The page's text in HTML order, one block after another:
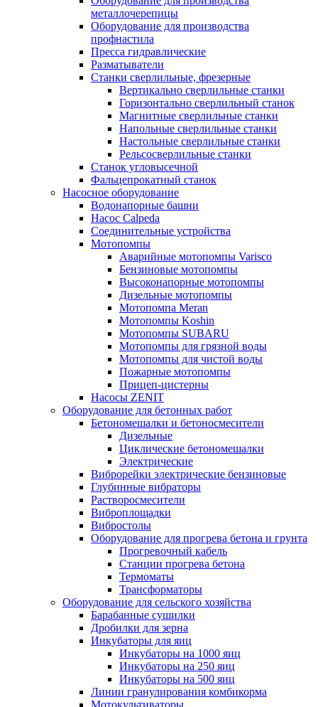
металлочерепицы
Оборудование для производства
профнастила
Пресса гидравлические
Разматыватели
Станки сверлильные, фрезерные
Вертикально сверлильные станки
Горизонтально сверлильный станок
Магнитные сверлильные станки
Напольные сверлильные станки
Настольные сверлильные станки
Рельсосверлильные станки
Станок угловысечной
Фальцепрокатный станок
Насосное оборудование
Водонапорные башни
Насос Calpeda
Соединительные устройства
Мотопомпы
Аварийные мотопомпы Varisco
Бензиновые мотопомпы
Высоконапорные мотопомпы
Дизельные мотопомпы
Мотопомпа Meran
Мотопомпы Koshin
Мотопомпы SUBARU
Мотопомпы для грязной воды
Мотопомпы для чистой воды
Пожарные мотопомпы
Прицеп-цистерны
Насосы ZENIT
Оборудование для бетонных работ
Бетономешалки и бетоносмесители
Дизельные
Циклические бетономешалки
Электрические
Виброрейки электрические бензиновые
Глубинные вибраторы
Растворосмесители
Виброплощадки
Вибростолы
Оборудование для прогрева бетона и грунта
Прогревочный кабель
Станции прогрева бетона
Термоматы
Трансформаторы
Оборудование для сельского хозяйства
Барабанные сушилки
Дробилки для зерна
Инкубаторы для яиц
Инкубаторы на 1000 яиц
Инкубаторы на 250 яиц
Инкубаторы на 500 яиц
Линии гранулирования комбикорма
Мотокультиваторы